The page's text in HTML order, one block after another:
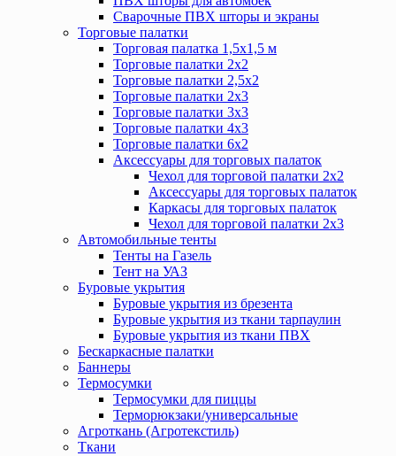
Сварочные ПВХ шторы и экраны
Торговые палатки
Торговая палатка 1,5х1,5 м
Торговые палатки 2х2
Торговые палатки 2,5х2
Торговые палатки 2х3
Торговые палатки 3х3
Торговые палатки 4х3
Торговые палатки 6х2
Аксессуары для торговых палаток
Чехол для торговой палатки 2х2
Аксессуары для торговых палаток
Каркасы для торговых палаток
Чехол для торговой палатки 2х3
Автомобильные тенты
Тенты на Газель
Тент на УАЗ
Буровые укрытия
Буровые укрытия из брезента
Буровые укрытия из ткани тарпаулин
Буровые укрытия из ткани ПВХ
Бескаркасные палатки
Баннеры
Термосумки
Термосумки для пиццы
Терморюкзаки/универсальные
Агроткань (Агротекстиль)
Ткани